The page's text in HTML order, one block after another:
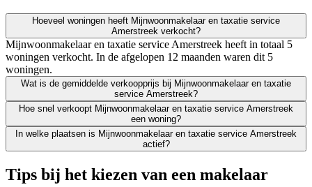
Hoeveel woningen heeft Mijnwoonmakelaar en taxatie service
Amerstreek verkocht?
Mijnwoonmakelaar en taxatie service Amerstreek heeft in totaal 5
woningen verkocht. In de afgelopen 12 maanden waren dit 5
woningen.
Wat is de gemiddelde verkoopprijs bij Mijnwoonmakelaar en taxatie
service Amerstreek?
Hoe snel verkoopt Mijnwoonmakelaar en taxatie service Amerstreek
een woning?
In welke plaatsen is Mijnwoonmakelaar en taxatie service Amerstreek
actief?
Tips bij het kiezen van een makelaar